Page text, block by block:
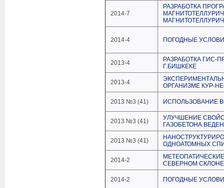
2014-7
РАЗРАБОТКА
2014-4 ПОГОДНЫЕ
2013-4
РАЗРАБОТКА ГИС-
Г.БИШКЕКЕ
2013-4
ОРГАНИЗМЕ КУР-
2013 №3 (41) ИСПОЛЬЗОВАНИЕ
2013 №3 (41)
УЛУЧШЕНИЕ
ГАЗОБЕТОНА
2013 №3 (41)
ОДНОАТОМНЫХ
2014-2
СЕВЕРНОМ СКЛОНЕ
2014-2 ПОГОДНЫЕ